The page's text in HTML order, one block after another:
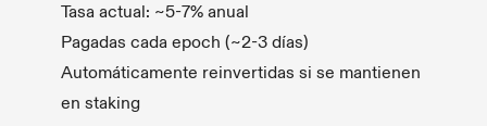
Tasa actual: ~5-7% anual
Pagadas cada epoch (~2-3 días)
Automáticamente reinvertidas si se mantienen
en staking